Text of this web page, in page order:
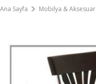
Ana Sayfa Mobilya & Aksesuar